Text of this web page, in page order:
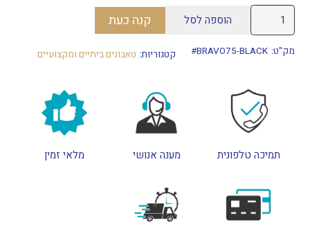
כמות
של
טאבון
הוספה לסל קנה כעת
מק"ט: BRAVO75-BLACK# קטגוריות: טאבונים ביתיים ומקצועיים
תמיכה טלפונית מענה אנושי מלאי זמין